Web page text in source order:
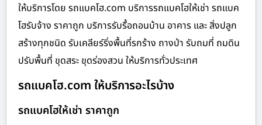
ให้บริการโดย รถแบคโฮ.com บริการรถแบคโฮให้เช่า รถแบค
โฮรับจ้าง ราคาถูก บริการรับรื้อถอนบ้าน อาคาร และ สิ่งปลูก
สร้างทุกชนิด รับเคลียร์ริ่งพื้นที่รกร้าง ถางป่า รับถมที่ ถมดิน
ปรับพื้นที่ ขุดสระ ขุดร่องสวน ให้บริการทั่วประเทศ
รถแบคโฮ.com ให้บริการอะไรบ้าง
รถแบคโฮให้เช่า ราคาถูก